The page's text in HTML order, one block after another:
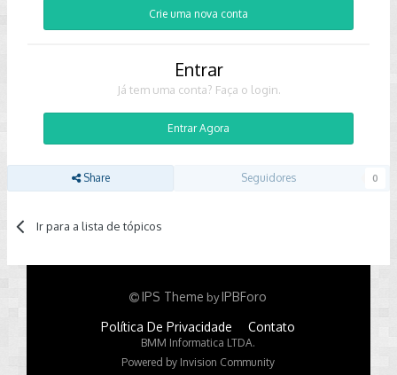
Crie uma nova conta
Entrar
Já tem uma conta? Faça o login.
Entrar Agora
Share Seguidores 0
Ir para a lista de tópicos
IPS Theme byIPBForo
Política De Privacidade Contato
BMM Informatica LTDA.
Powered by Invision Community